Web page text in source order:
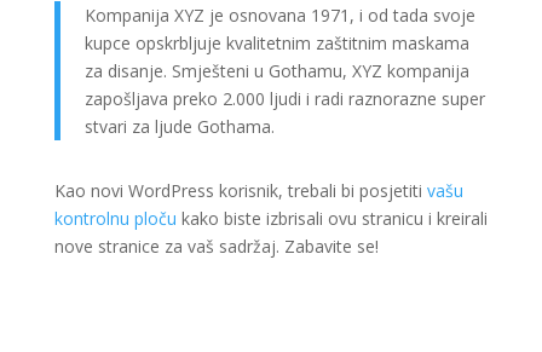
Kompanija XYZ je osnovana 1971, i od tada svoje
kupce opskrbljuje kvalitetnim zaštitnim maskama
za disanje. Smješteni u Gothamu, XYZ kompanija
zapošljava preko 2.000 ljudi i radi raznorazne super
stvari za ljude Gothama.
Kao novi WordPress korisnik, trebali bi posjetiti vašu
kontrolnu ploču kako biste izbrisali ovu stranicu i kreirali
nove stranice za vaš sadržaj. Zabavite se!